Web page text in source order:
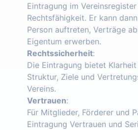
Eintragung im
Rechtsfähigkeit. Er kann
Person auftreten, Verträge
Eigentum erwerben.
Rechtssicherheit:
Die Eintragung bietet
Struktur, Ziele und
Vereins.
Vertrauen:
Für Mitglieder, Förderer und
Eintragung Vertrauen und